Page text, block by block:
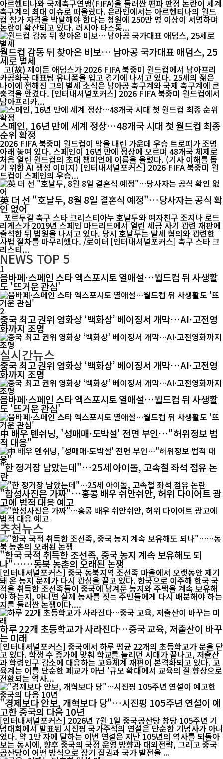
아르헨티나와 국제축구연맹(FIFA)을 둘러싼 편파 판정 논란이 세계
축구계의 최대 이슈로 떠올랐다. 온라인에서는 아르헨티나의 월드
컵 참가 자격을 박탈해야 한다는 청원에 250만 명 이상이 서명하며
논란이 확산되고 있다. 러시아 타스통...
월드컵 감동 뒤 찾아온 비보… 남아공 국가대표 애덤스, 25
세로 별세
카공화국 대표팀 유니폼을 입고 경기에 나서고 있다. 25세의 젊은
나이에 전해진 그의 별세 소식은 남아공 축구계와 국제 축구계에 큰
충격을 안겼다. [인터내셔널포커스] 2026 FIFA 북중미 월드컵에서
남아프리카...
스페인, 16년 만에 세계 정상…48개국 시대 첫 월드컵 최종
순위 확정
2026 FIFA 북중미 월드컵이 막을 내린 가운데 우승 트로피가 조명
아래 놓여 있다. 스페인이 16년 만에 정상에 오르며 48개국 체제로
처음 열린 월드컵의 초대 챔피언에 이름을 올렸다. (기사 이해를 돕
기 위한 AI 생성 이미지) [인터내셔널포커스] 2026 FIFA 북중미 월
드컵이 스페인의 우승...
英 더 선 "호날두, 8월 8일 결혼식 예정"…당사자는 공식 확
인 없어
포르투갈 축구 스타 크리스티아누 호날두와 여자친구 조지나 로드
리게스가 2019년 스페인 마드리드에서 열린 세금 사기 관련 재판에
출석한 뒤 법원을 나서고 있다. 당시 호날두는 탈세 혐의와 관련한
사법 절차를 마무리했다. /로이터 [인터내셔널포커스] 축구 스타 크
리스티...
NEWS TOP 5
1
음바페·스페인 스타 엑스포시토 열애설…월드컵 뒤 사생활
도 '뜨거운 관심'
2
중국 최고 권위 영화상 ‘백화상’ 베이징서 개막…AI·고전영
화까지 조명
실시간뉴스
중국 최고 권위 영화상 ‘백화상’ 베이징서 개막…AI·고전영
화까지 조명
음바페·스페인 스타 엑스포시토 열애설…월드컵 뒤 사생활
도 '뜨거운 관심'
中 배우 톈쉬닝, '성매매·도박설' 전면 부인…"허위정보 법
적 대응"
"한 정거장 남았는데"…25세 아이돌, 고속철 좌석 점유 논
란
"합성사진은 가짜"…홍콩 배우 쉬안쉬안, 허위 다이어트 광
고에 법적 대응 예고
추천뉴스
"한국 국적 취득한 조선족, 중국 농지 계속 보유해도 되
나"……동북 농촌의 오래된 논쟁
[인터내셔널포커스] 중국 동북지역 조선족 마을에서 오랫동안 제기
돼 온 농지 문제가 다시 관심을 끌고 있다. 한국으로 이주해 한국 국
적을 취득한 조선족들이 중국에 남겨둔 농지와 주택을 계속 보유해
야 하는지, 아니면 실제 농사를 짓는 주민들에게 다시 배분해야 하는
지를 둘러싼 논쟁이다....
하루 22개 초등학교가 사라진다…중국 교육, 저출산이 바꾸
는 미래
[인터내셔널포커스] 중국에서 하루 평균 22개의 초등학교가 문을 닫
고 있다. 학생 수 증가에 맞춰 학교를 늘리던 시대가 끝나고, 저출산
과 학령인구 감소에 대응하는 교육체계 재편이 본격화되고 있다. 교
육계는 이를 단순한 폐교가 아닌 '규모 확대에서 교육의 질 향상으로
전환되는 역사...
"경제보다 안보, 개혁보다 당"…시진핑 105주년 연설이 예
고한 중국의 다음 10년
[인터내셔널포커스] 2026년 7월 1일 중국공산당 창당 105주년 기
념대회에서 발표된 시진핑 국가주석의 연설은 단순한 기념사가 아니
었다. 약 1만 자에 달하는 이번 연설은 지난 105년의 역사를 되돌아
보는 동시에, 향후 중국의 국정 운영 방향과 대외전략, 그리고 중국
공산당이 어떤 방식으로 장기 집권과 국가 발전을 ...